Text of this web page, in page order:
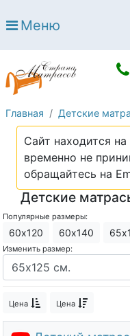
Open submenu
Open submenu
Кровати
Open submenu
Open submenu
Диваны
Open submenu
Постельное
Open submenu
Мебель
Open submenu
Основания
Open submenu
Детские
Open submenu
Детские кровати
Open submenu
Шкафы
Меню
Главная Детские
Сайт находится
временно не
обращайтесь на
Детские
Популярные размеры:
60х120 60х140
Изменить размер:
Цена Цена